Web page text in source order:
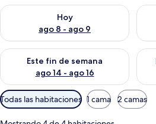
Hoy
ago 8 - ago 9
Consulta la disponibilidad para hoy
Este fin de semana
ago 14 - ago 16
Consulta la disponibilidad para este
Filtros
disponibles
para
Todas las habitaciones 1 cama 2 camas